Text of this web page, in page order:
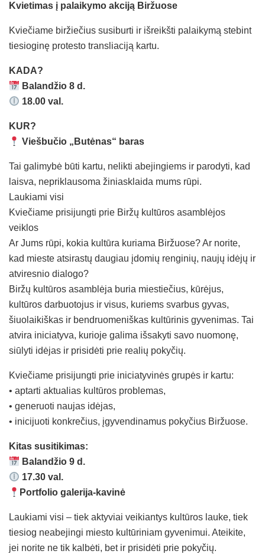
Kvietimas į palaikymo akciją Biržuose
Kviečiame biržiečius susiburti ir išreikšti palaikymą stebint
tiesioginę protesto transliaciją kartu.
KADA?
Balandžio 8 d.
18.00 val.
KUR?
Viešbučio „Butėnas“ baras
Tai galimybė būti kartu, nelikti abejingiems ir parodyti, kad
laisva, nepriklausoma žiniasklaida mums rūpi.
Laukiami visi
Kviečiame prisijungti prie Biržų kultūros asamblėjos
veiklos
Ar Jums rūpi, kokia kultūra kuriama Biržuose? Ar norite,
kad mieste atsirastų daugiau įdomių renginių, naujų idėjų ir
atviresnio dialogo?
Biržų kultūros asamblėja buria miestiečius, kūrėjus,
kultūros darbuotojus ir visus, kuriems svarbus gyvas,
šiuolaikiškas ir bendruomeniškas kultūrinis gyvenimas. Tai
atvira iniciatyva, kurioje galima išsakyti savo nuomonę,
siūlyti idėjas ir prisidėti prie realių pokyčių.
Kviečiame prisijungti prie iniciatyvinės grupės ir kartu:
• aptarti aktualias kultūros problemas,
• generuoti naujas idėjas,
• inicijuoti konkrečius, įgyvendinamus pokyčius Biržuose.
Kitas susitikimas:
Balandžio 9 d.
17.30 val.
Portfolio galerija-kavinė
Laukiami visi – tiek aktyviai veikiantys kultūros lauke, tiek
tiesiog neabejingi miesto kultūriniam gyvenimui. Ateikite,
jei norite ne tik kalbėti, bet ir prisidėti prie pokyčių.